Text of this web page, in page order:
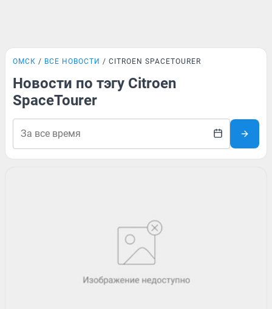
ОМСК ВСЕ НОВОСТИ CITROEN SPACETOURER
Новости по тэгу Citroen
SpaceTourer